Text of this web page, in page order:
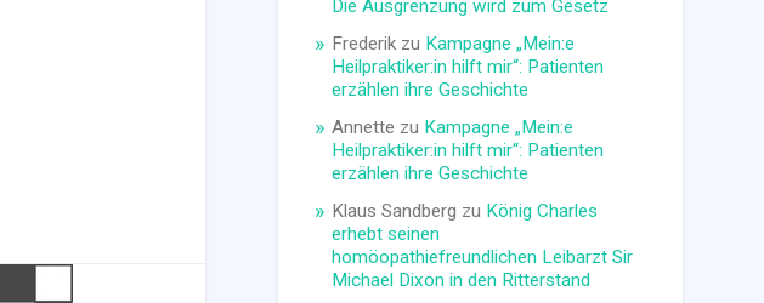
Die Ausgrenzung wird zum Gesetz
Frederik zu Kampagne „Mein:e
Heilpraktiker:in hilft mir“: Patienten
erzählen ihre Geschichte
Annette zu Kampagne „Mein:e
Heilpraktiker:in hilft mir“: Patienten
erzählen ihre Geschichte
Klaus Sandberg zu König Charles
erhebt seinen
homöopathiefreundlichen Leibarzt Sir
Michael Dixon in den Ritterstand